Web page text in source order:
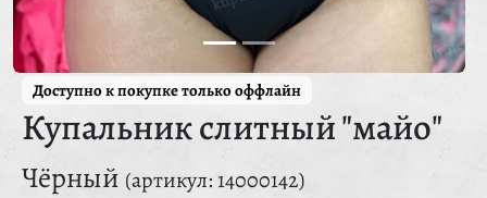
Доступно к покупке только оффлайн
Купальник слитный "майо"
Чёрный (артикул: 14000142)